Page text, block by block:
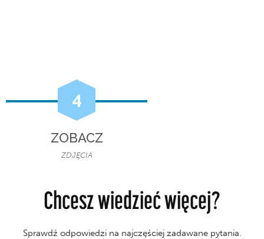
4
ZOBACZ
ZDJĘCIA
Chcesz wiedzieć więcej?
Sprawdź odpowiedzi na najczęściej zadawane pytania.